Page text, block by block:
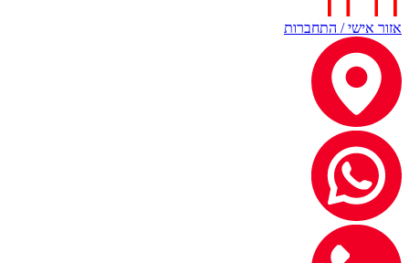
אזור אישי / התחברות